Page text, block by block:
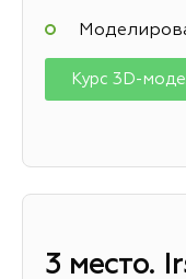
Курс 3D-
3 место.